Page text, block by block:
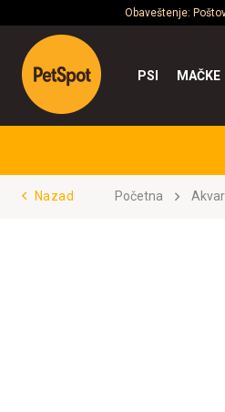
Obaveštenje:
PSI MAČKE
Nazad Početna